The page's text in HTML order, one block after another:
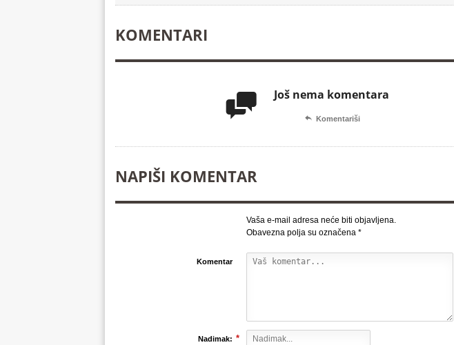
KOMENTARI
 Još nema komentara
 Komentariši
NAPIŠI KOMENTAR
Vaša e-mail adresa neće biti objavljena.
Obavezna polja su označena *
Komentar
Nadimak: *